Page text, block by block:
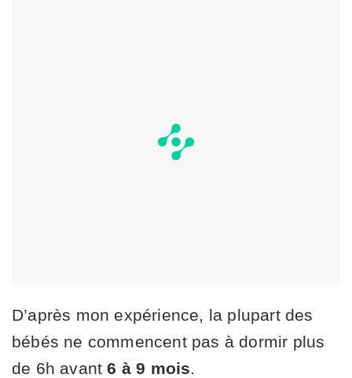
D’après mon expérience, la plupart des
bébés ne commencent pas à dormir plus
de 6h avant6 à 9 mois